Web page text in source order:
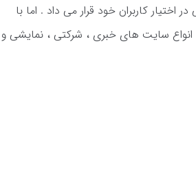
کاربران خود قرار می داد . اما با
سایت های خبری ، شرکتی ، نمایشی و